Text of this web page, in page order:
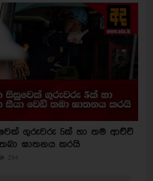
ගුරුවරු 5ක් හා තම ආච්චි
ඝාතනය කරයි
294